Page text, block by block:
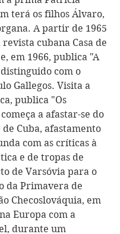
terá os filhos Álvaro,
A partir de 1965
cubana Casa de
em 1966, publica "A
com o
Gallegos. Visita a
publica "Os
a afastar-se do
Cuba, afastamento
com as críticas à
e de tropas de
de Varsóvia para o
da Primavera de
Checoslováquia, em
Europa com a
durante um